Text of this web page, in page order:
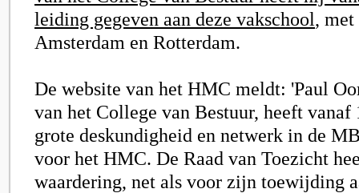
leiding gegeven aan deze vakschool,
Amsterdam en Rotterdam.
De website van het HMC meldt: 'Paul
van het College van Bestuur, heeft
grote deskundigheid en netwerk in de
voor het HMC. De Raad van Toezicht
waardering, net als voor zijn toewijding